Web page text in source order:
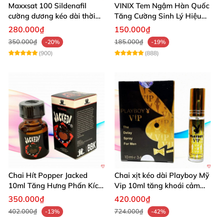
Maxxsat 100 Sildenafil
cường dương kéo dài thời
gian dùng hiệu quả nhanh
280.000₫
350.000₫
-20%
(900)
VINIX Tem Ngậm Hàn Quốc
Tăng Cường Sinh Lý Hiệu
Quả
150.000₫
185.000₫
-19%
(888)
Chai Hít Popper Jacked
10ml Tăng Hưng Phấn Kích
Thích Mạnh Mẽ
350.000₫
402.000₫
-13%
Chai xịt kéo dài Playboy Mỹ
Vip 10ml tăng khoái cảm
nam
420.000₫
724.000₫
-42%